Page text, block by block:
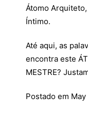
Átomo
Íntimo.
Até aqui, as
encontra este
MESTRE?
Postado em